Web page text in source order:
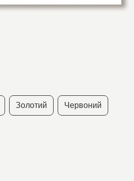
Золотий Червоний